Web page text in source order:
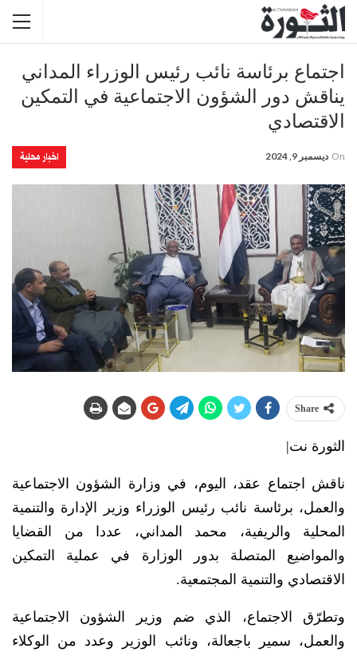
اجتماع برئاسة نائب رئيس الوزراء المداني
يناقش دور الشؤون الاجتماعية في التمكين
الاقتصادي
اخبار محلية On ديسمبر 9, 2024
Share
الثورة نت|
ناقش اجتماع عقد، اليوم، في وزارة الشؤون الاجتماعية
والعمل، برئاسة نائب رئيس الوزراء وزير الإدارة والتنمية
المحلية والريفية، محمد المداني، عددا من القضايا
والمواضيع المتصلة بدور الوزارة في عملية التمكين
الاقتصادي والتنمية المجتمعية.
وتطرّق الاجتماع، الذي ضم وزير الشؤون الاجتماعية
والعمل، سمير باجعالة، ونائب الوزير وعدد من الوكلاء